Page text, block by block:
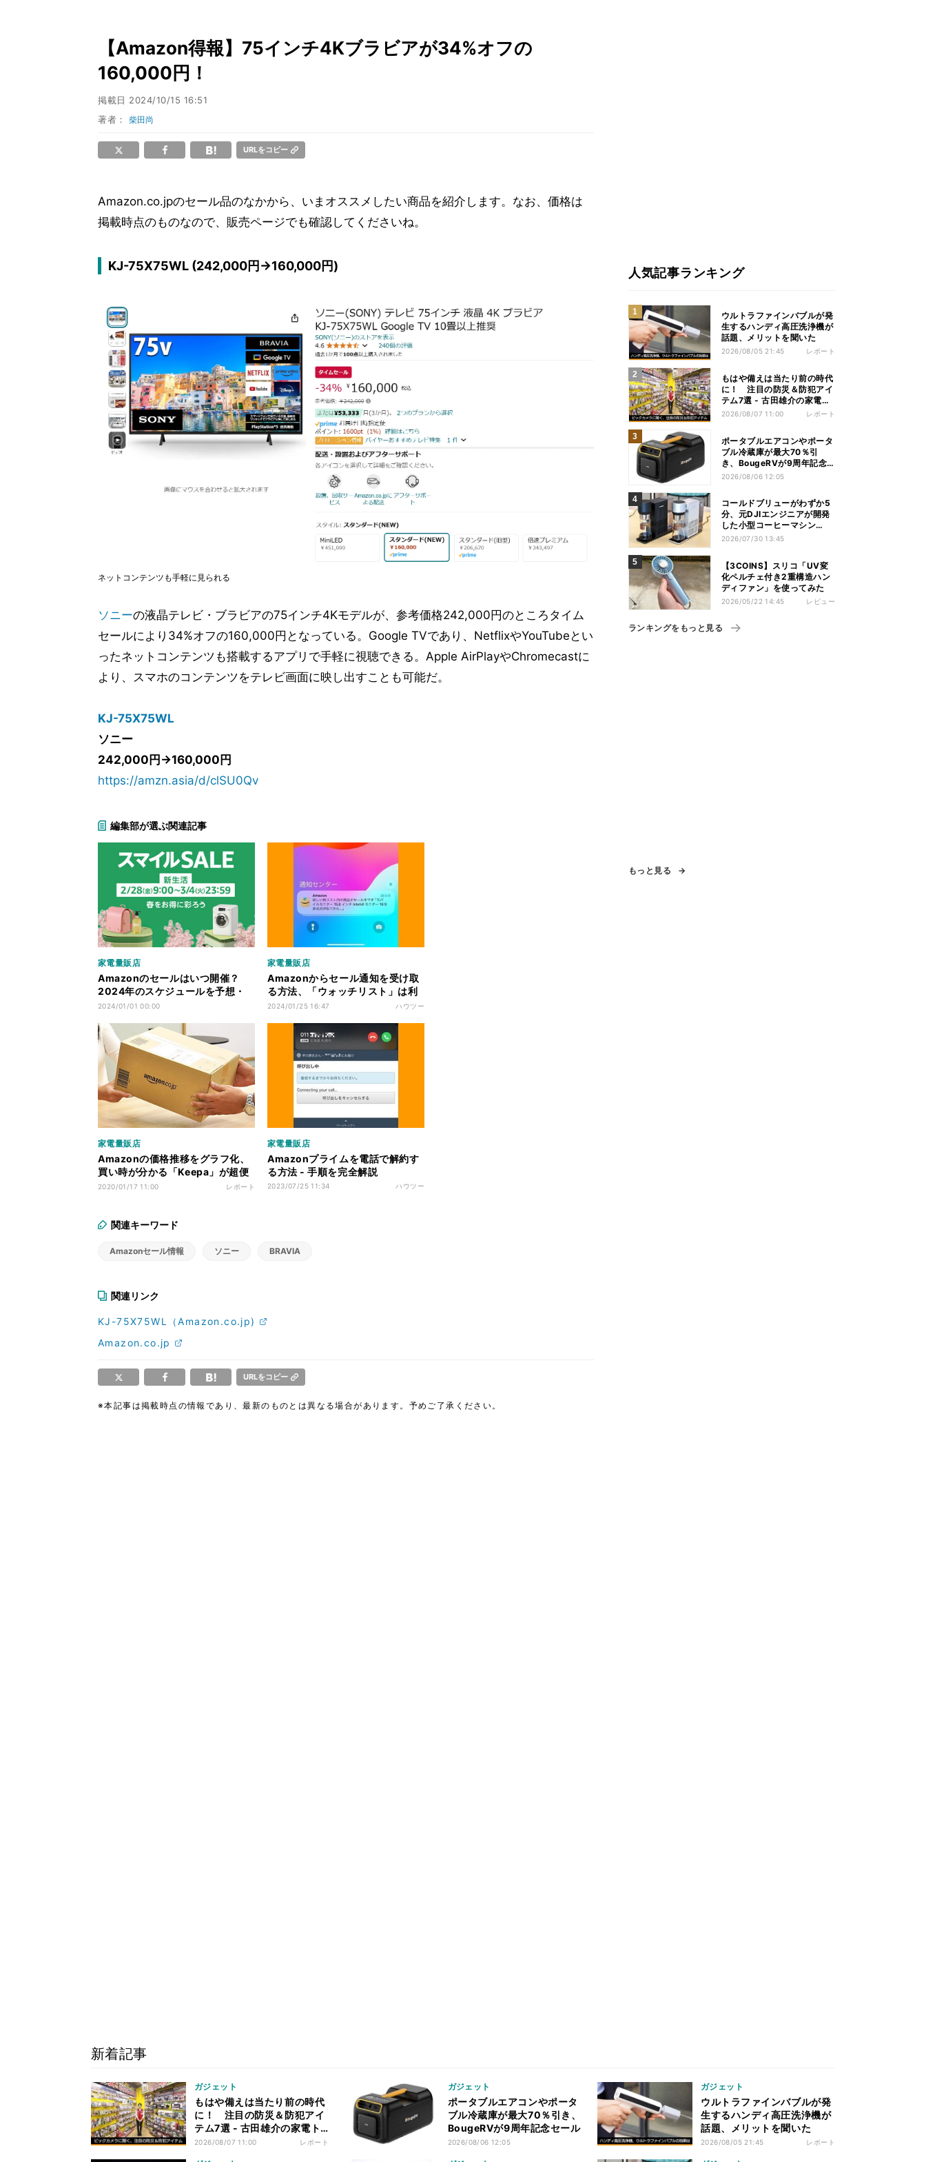
【Amazon得報】75インチ4Kブラビアが34%オフの
160,000円！
掲載日 2024/10/15 16:51
著者：柴田尚
URLをコピー
Amazon.co.jpのセール品のなかから、いまオススメしたい商品を紹介します。なお、価格は
掲載時点のものなので、販売ページでも確認してくださいね。
KJ-75X75WL (242,000円→160,000円)
ネットコンテンツも手軽に見られる
ソニーの液晶テレビ・ブラビアの75インチ4Kモデルが、参考価格242,000円のところタイム
セールにより34%オフの160,000円となっている。Google TVであり、NetflixやYouTubeとい
ったネットコンテンツも搭載するアプリで手軽に視聴できる。Apple AirPlayやChromecastに
より、スマホのコンテンツをテレビ画面に映し出すことも可能だ。
KJ-75X75WL
ソニー
242,000円→160,000円
https://amzn.asia/d/clSU0Qv
編集部が選ぶ関連記事
家電量販店
Amazonのセールはいつ開催？
2024年のスケジュールを予想・
速報
2024/01/01 00:00
家電量販店
Amazonからセール通知を受け取
る方法、「ウォッチリスト」は利
用不可に
2024/01/25 16:47 ハウツー
家電量販店
Amazonの価格推移をグラフ化、
買い時が分かる「Keepa」が超便
利！
2020/01/17 11:00 レポート
家電量販店
Amazonプライムを電話で解約す
る方法 - 手順を完全解説
2023/07/25 11:34 ハウツー
関連キーワード
Amazonセール情報 ソニー BRAVIA
関連リンク
KJ-75X75WL（Amazon.co.jp)
Amazon.co.jp
URLをコピー
※本記事は掲載時点の情報であり、最新のものとは異なる場合があります。予めご了承ください。
人気記事ランキング
ウルトラファインバブルが発
生するハンディ高圧洗浄機が
話題、メリットを聞いた
2026/08/05 21:45 レポート
もはや備えは当たり前の時代
に！ 注目の防災＆防犯アイ
テム7選 - 古田雄介の家電ト
レンド通信
2026/08/07 11:00 レポート
ポータブルエアコンやポータ
ブル冷蔵庫が最大70％引
き、BougeRVが9周年記念
セール
2026/08/06 12:05
コールドブリューがわずか5
分、元DJIエンジニアが開発
した小型コーヒーマシン
「Brezi」
2026/07/30 13:45
【3COINS】スリコ「UV変
化ペルチェ付き2重構造ハン
ディファン」を使ってみた
2026/05/22 14:45 レビュー
ランキングをもっと見る
もっと見る
新着記事
ガジェット
もはや備えは当たり前の時代
に！ 注目の防災＆防犯アイ
テム7選 - 古田雄介の家電ト
レンド通信
2026/08/07 11:00 レポート
ガジェット
ポータブルエアコンやポータ
ブル冷蔵庫が最大70％引き、
BougeRVが9周年記念セール
2026/08/06 12:05
ガジェット
ウルトラファインバブルが発
生するハンディ高圧洗浄機が
話題、メリットを聞いた
2026/08/05 21:45 レポート